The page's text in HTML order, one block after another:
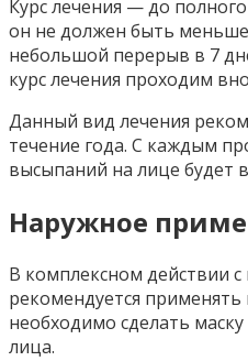
Курс лечения — до
он не должен быть
небольшой перерыв в 7
курс лечения проходим
Данный вид лечения
течение года. С каждым
высыпаний на лице будет
Наружное
В комплексном действии
рекомендуется применять
необходимо сделать
лица.